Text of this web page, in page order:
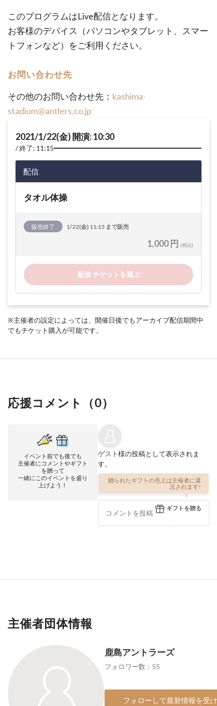
このプログラムはLive配信となります。
お客様のデバイス（パソコンやタブレット、スマー
トフォンなど）をご利用ください。
お問い合わせ先
その他のお問い合わせ先： kashima-
stadium@antlers.co.jp
2021/1/22(金) 開演: 10:30
終了: 11:15
配信
タオル体操
販売終了 1/22(金) 11:15 まで販売
1,000 円 (税込)
配信 チケットを選ぶ
※主催者の設定によっては、開催日後でもアーカイブ配信期間中
でもチケット購入が可能です。
応援コメント（0）
イベント前でも後でも
主催者にコメントやギフト
を贈って
一緒にこのイベントを盛り
上げよう！
ゲスト様の投稿として表示されま
す。
贈られたギフトの売上は主催者に還
元されます!
ギフトを贈る
主催者団体情報
鹿島アントラーズ
フォロワー数：55
フォローして最新情報を受